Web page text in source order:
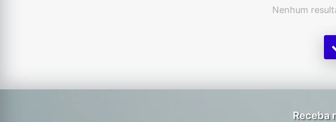
Nenhum
Receba